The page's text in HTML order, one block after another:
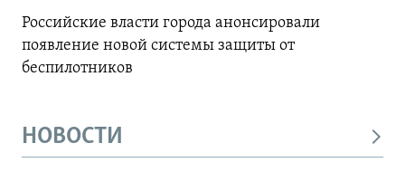
Российские власти города анонсировали
появление новой системы защиты от
беспилотников
НОВОСТИ